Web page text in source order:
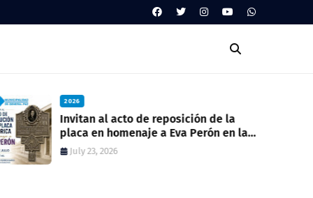
2026
Invitan al acto de reposición de la
placa en homenaje a Eva Perón en la
ex estación del ferrocarril
July 23, 2026